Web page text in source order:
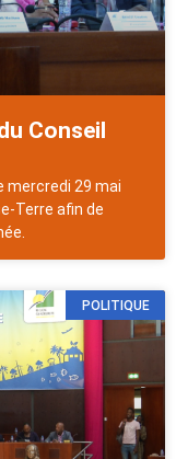
Conseil
mercredi 29 mai
Terre afin de
POLITIQUE